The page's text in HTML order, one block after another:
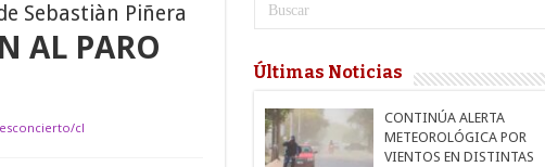
Sebastiàn Piñera
AL PARO
cl
Últimas Noticias
CONTINÚA ALERTA
METEOROLÓGICA POR
VIENTOS EN DISTINTAS